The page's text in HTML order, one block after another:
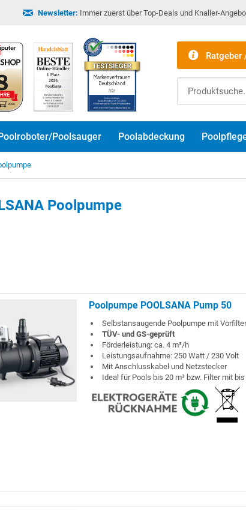
Newsletter: Immer zuerst über Top-Deals und Knaller-
Ratgeber
Poolsauger Poolabdeckung
Poolpumpe
Poolpumpe POOLSANA Pump 50
Selbstansaugende Poolpumpe mit
TÜV- und GS-geprüft
Förderleistung: ca. 4 m³/h
Leistungsaufnahme: 250 Watt / 230 Volt
Mit Anschlusskabel und Netzstecker
Ideal für Pools bis 20 m³ bzw. Filter mit